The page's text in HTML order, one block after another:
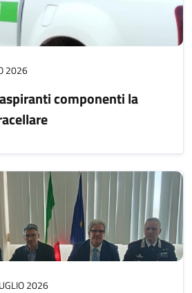
2026
componenti la
2026